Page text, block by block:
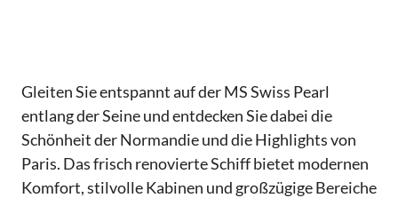
Gleiten Sie entspannt auf der MS Swiss Pearl
entlang der Seine und entdecken Sie dabei die
Schönheit der Normandie und die Highlights von
Paris. Das frisch renovierte Schiff bietet modernen
Komfort, stilvolle Kabinen und großzügige Bereiche